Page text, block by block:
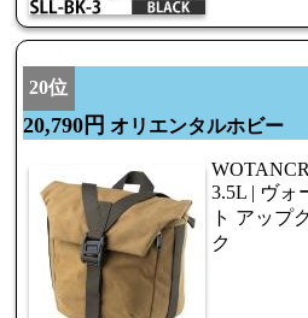
20位
20,790円 オリエンタルホビー
3.5L | ヴォ
ト アップ
ク